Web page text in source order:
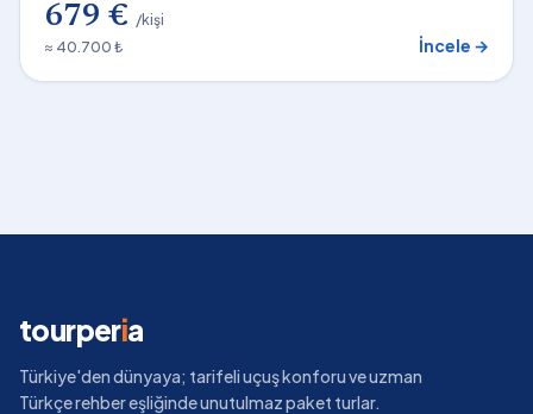
679 € /kişi
≈ 40.700 ₺
İncele →
tourperia
Türkiye'den dünyaya; tarifeli uçuş konforu ve uzman
Türkçe rehber eşliğinde unutulmaz paket turlar.